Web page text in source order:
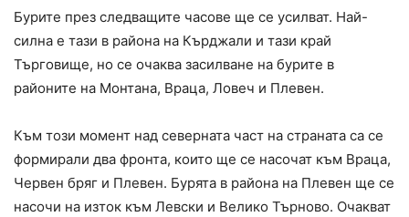
Бурите през следващите часове ще се усилват. Най-
силна е тази в района на Кърджали и тази край
Търговище, но се очаква засилване на бурите в
районите на Монтана, Враца, Ловеч и Плевен.
Към този момент над северната част на страната са се
формирали два фронта, които ще се насочат към Враца,
Червен бряг и Плевен. Бурята в района на Плевен ще се
насочи на изток към Левски и Велико Търново. Очакват